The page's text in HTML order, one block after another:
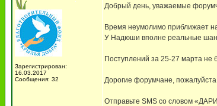
Зарегистрирован:
16.03.2017
Сообщения: 32
Добрый день, уважаемые
Время неумолимо приближает
У Надюши вполне реальные
Поступлений за 25-27 марта не
Дорогие форумчане,
Отправьте SMS со словом